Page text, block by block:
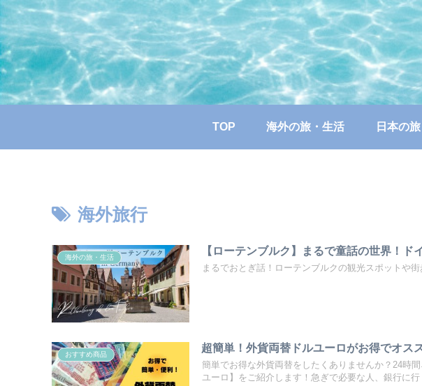
TOP 海外の旅・生活 日本の旅
海外旅行
海外の旅・生活
【ローテンブルク】まるで童話の世界！ド
まるでおとぎ話！ローテンブルクの観光スポットや街
おすすめ商品
超簡単！外貨両替ドルユーロがお得でオス
簡単でお得な外貨両替をしたくありませんか？24時
ユーロ】をご紹介します！急ぎで必要な人、銀行に